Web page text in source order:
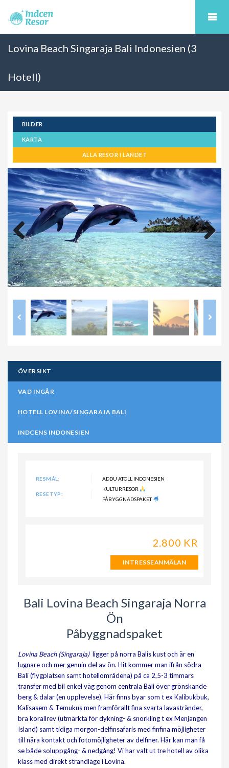
Lovina Beach Singaraja Bali Indonesien (3
Hotell)
BILDER
KARTA
ALLA RESOR I LANDET
Previous Next
ÖVERSIKT
VAD INGÅR
HOTELL LOVINA/SINGARAJA BALI
INDCENS INDONESIEN
RESMÅL: ADDU ATOLL INDONESIEN
RESETYP:
KULTURRESOR
PÅBYGGNADSPAKET
2.800 KR
INTRESSEANMÄLAN
Bali Lovina Beach Singaraja Norra
Ön
Påbyggnadspaket
Lovina Beach (Singaraja)ligger på norra Balis kust och är en
lugnare och mer genuin del av ön. Hit kommer man ifrån södra
Bali (flygplatsen samt hotellområdena) på ca 2,5-3 timmars
transfer med bil enkel väg genom centrala Bali över grönskande
berg & dalar (en upplevelse). Här finns byar som t ex Kalibukbuk,
Kalisasem & Temukus men framförallt fina svarta lavastränder,
bra korallrev (utmärkta för dykning- & snorkling t ex Menjangen
Island) samt tidiga morgon-delfinsafaris med finfina möjligheter
till nära kontakt och fotomöjligheter av delfiner. Här kan man få
se både soluppgång- & nedgång! Vi har valt ut tre hotell av olika
klass med direkt strandläge i Lovina.